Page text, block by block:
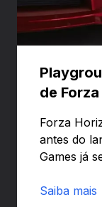
de
Forza
antes do
Games já
preload e
Saiba mais